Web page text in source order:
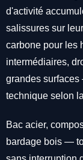
d'activité
salissures sur
carbone pour les
intermédiaires,
grandes
technique selon
Bac acier,
bardage bois —